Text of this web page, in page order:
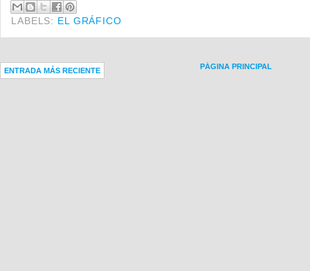
LABELS: EL GRÁFICO
ENTRADA MÁS RECIENTE PÁGINA PRINCIPAL